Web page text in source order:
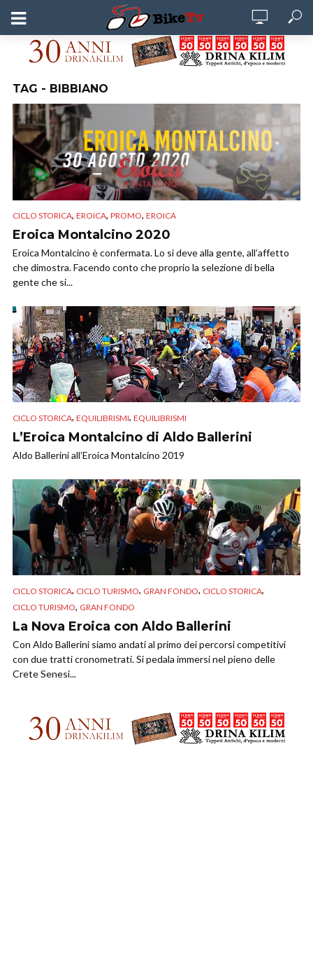
TAG - BIBBIANO
CICLO STORICA, EROICA, PROMO, EROICA
Eroica Montalcino 2020
Eroica Montalcino è confermata. Lo si deve alla gente, all’affetto
che dimostra. Facendo conto che proprio la selezione di bella
gente che si...
CICLO STORICA, EQUILIBRISMI, EQUILIBRISMI
L’Eroica Montalcino di Aldo Ballerini
Aldo Ballerini all’Eroica Montalcino 2019
CICLO STORICA, CICLO TURISMO, GRAN FONDO, CICLO STORICA,
CICLO TURISMO, GRAN FONDO
La Nova Eroica con Aldo Ballerini
Con Aldo Ballerini siamo andati al primo dei percorsi competitivi
con due tratti cronometrati. Si pedala immersi nel pieno delle
Crete Senesi...